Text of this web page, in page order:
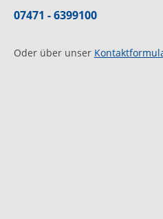
07471 - 6399100
Oder über unser